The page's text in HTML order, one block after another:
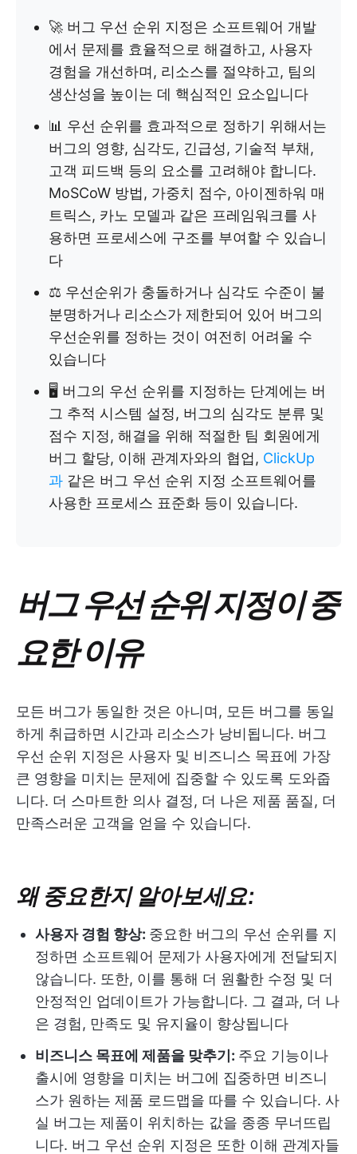
🚀 버그 우선 순위 지정은 소프트웨어 개발
에서 문제를 효율적으로 해결하고, 사용자
경험을 개선하며, 리소스를 절약하고, 팀의
생산성을 높이는 데 핵심적인 요소입니다
📊 우선 순위를 효과적으로 정하기 위해서는
버그의 영향, 심각도, 긴급성, 기술적 부채,
고객 피드백 등의 요소를 고려해야 합니다.
MoSCoW 방법, 가중치 점수, 아이젠하워 매
트릭스, 카노 모델과 같은 프레임워크를 사
용하면 프로세스에 구조를 부여할 수 있습니
다
⚖️ 우선순위가 충돌하거나 심각도 수준이 불
분명하거나 리소스가 제한되어 있어 버그의
우선순위를 정하는 것이 여전히 어려울 수
있습니다
🖥️ 버그의 우선 순위를 지정하는 단계에는 버
그 추적 시스템 설정, 버그의 심각도 분류 및
점수 지정, 해결을 위해 적절한 팀 회원에게
버그 할당, 이해 관계자와의 협업, ClickUp
과 같은 버그 우선 순위 지정 소프트웨어를
사용한 프로세스 표준화 등이 있습니다.
버그 우선 순위 지정이 중
요한 이유
모든 버그가 동일한 것은 아니며, 모든 버그를 동일
하게 취급하면 시간과 리소스가 낭비됩니다. 버그
우선 순위 지정은 사용자 및 비즈니스 목표에 가장
큰 영향을 미치는 문제에 집중할 수 있도록 도와줍
니다. 더 스마트한 의사 결정, 더 나은 제품 품질, 더
만족스러운 고객을 얻을 수 있습니다.
왜 중요한지 알아보세요:
사용자 경험 향상: 중요한 버그의 우선 순위를 지
정하면 소프트웨어 문제가 사용자에게 전달되지
않습니다. 또한, 이를 통해 더 원활한 수정 및 더
안정적인 업데이트가 가능합니다. 그 결과, 더 나
은 경험, 만족도 및 유지율이 향상됩니다
비즈니스 목표에 제품을 맞추기: 주요 기능이나
출시에 영향을 미치는 버그에 집중하면 비즈니
스가 원하는 제품 로드맵을 따를 수 있습니다. 사
실 버그는 제품이 위치하는 값을 종종 무너뜨립
니다. 버그 우선 순위 지정은 또한 이해 관계자들